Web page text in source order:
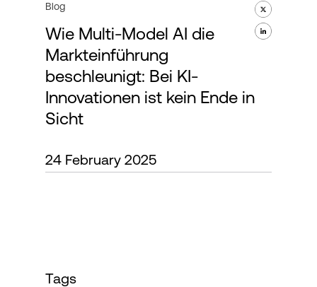
Über uns
Language
Login
Blog
Wie Multi-Model AI die
Markteinführung
beschleunigt: Bei KI-
Innovationen ist kein Ende in
Sicht
24 February 2025
Tags